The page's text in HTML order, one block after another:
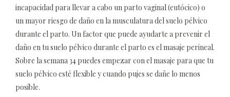
incapacidad para llevar a cabo un parto vaginal (eutócico) o
un mayor riesgo de daño en la musculatura del suelo pélvico
durante el parto. Un factor que puede ayudarte a prevenir el
daño en tu suelo pélvico durante el parto es el masaje perineal.
Sobre la semana 34 puedes empezar con el masaje para que tu
suelo pélvico esté flexible y cuando pujes se dañe lo menos
posible.